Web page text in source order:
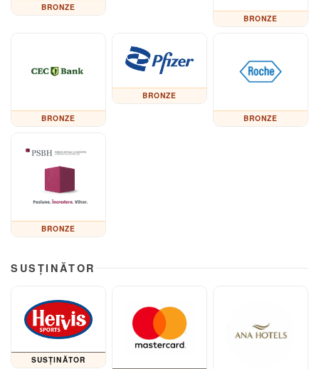
BRONZE
BRONZE
BRONZE
BRONZE
BRONZE
BRONZE
SUSȚINĂTOR
SUSȚINĂTOR